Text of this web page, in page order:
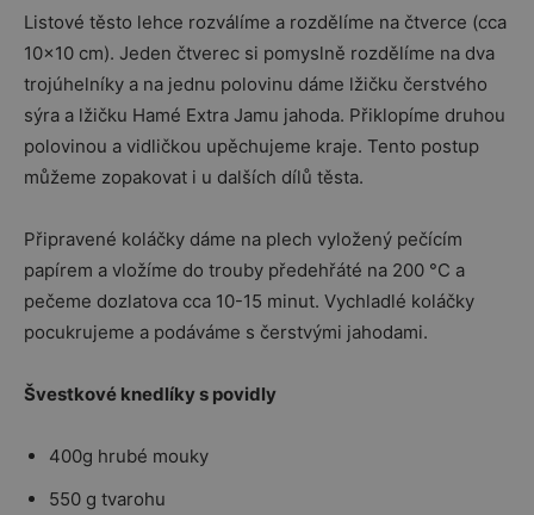
Listové těsto lehce rozválíme a rozdělíme na čtverce (cca
10×10 cm). Jeden čtverec si pomyslně rozdělíme na dva
trojúhelníky a na jednu polovinu dáme lžičku čerstvého
sýra a lžičku Hamé Extra Jamu jahoda. Přiklopíme druhou
polovinou a vidličkou upěchujeme kraje. Tento postup
můžeme zopakovat i u dalších dílů těsta.
Připravené koláčky dáme na plech vyložený pečícím
papírem a vložíme do trouby předehřáté na 200 °C a
pečeme dozlatova cca 10-15 minut. Vychladlé koláčky
pocukrujeme a podáváme s čerstvými jahodami.
Švestkové knedlíky s povidly
400g hrubé mouky
550 g tvarohu